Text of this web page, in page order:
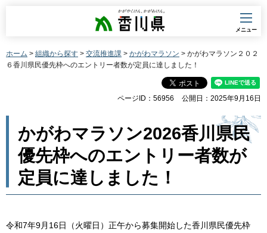
香川県
メニュー
ホーム > 組織から探す > 交流推進課 > かがわマラソン > かがわマラソン２０２
６香川県民優先枠へのエントリー者数が定員に達しました！
ページID：56956 公開日：2025年9月16日
かがわマラソン2026香川県民
優先枠へのエントリー者数が
定員に達しました！
令和7年9月16日（火曜日）正午から募集開始した香川県民優先枠